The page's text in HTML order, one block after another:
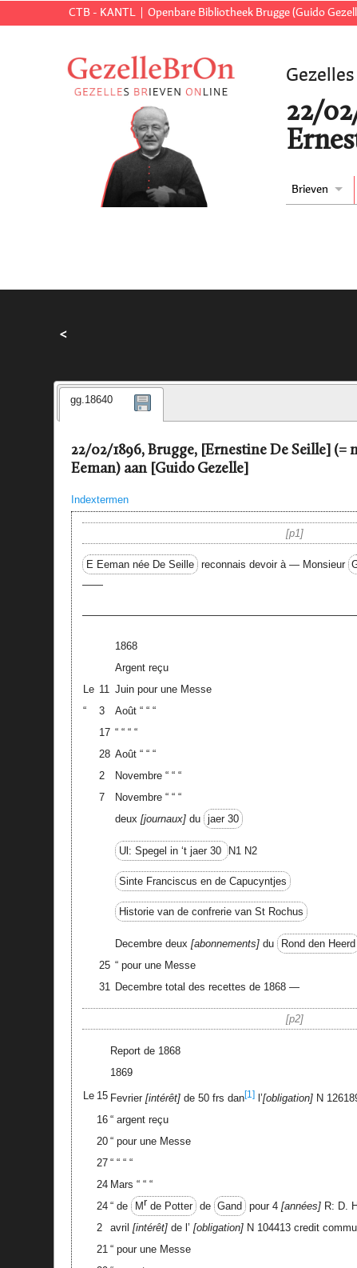
CTB - KANTL Openbare Bibliotheek Brugge (Guido
22/
Brieven
<
gg.18640
22/02/1896, Brugge, [Ernestine De Seille] (=
Eeman) aan [Guido Gezelle]
Indextermen
p1
E Eeman née De Seille reconnais devoir à — Monsieur
——
1868
Argent reçu
Le 11 Juin pour une Messe
“
3 Août “ “ “
17 “ “ “ “
28 Août “ “ “
2
Novembre “ “ “
7
Novembre “ “ “
deux journaux du jaer 30
Ul: Spegel in ‘t jaer 30 N1 N2
Sinte Franciscus en de Capucyntjes
Historie van de confrerie van St Rochus
Decembre deux abonnements du Rond den Heerd
25 “ pour une Messe
31
Decembre total des recettes de 1868 —
p2
Report de 1868
1869
Le 15 Fevrier intérêt de 50 frs dan[1]l’ obligation N
16 “ argent reçu
20 “ pour une Messe
27 “ “ “ “
24 Mars “ “ “
24 “ de Mr de Potter de Gand pour 4 années R: D.
2
avril intérêt de l’ obligation N 104413 credit
21 “ pour une Messe